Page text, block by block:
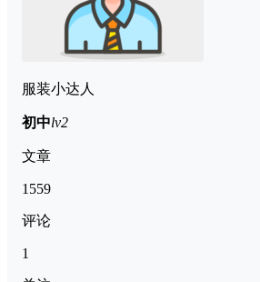
服装小达人
初中lv2
文章
1559
评论
1